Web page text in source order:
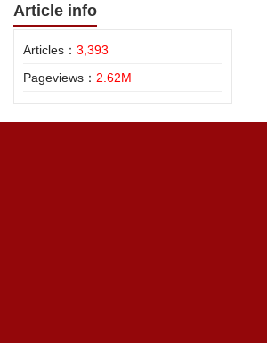
Article info
Articles： 3,393
Pageviews： 2.62M